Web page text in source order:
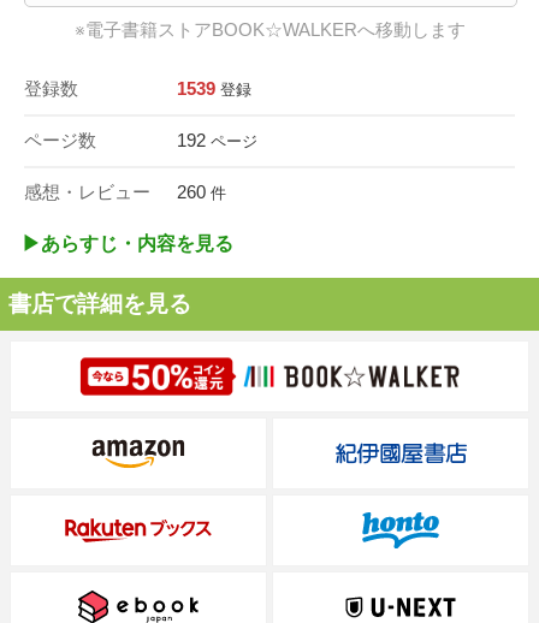
※電子書籍ストアBOOK☆WALKERへ移動します
登録数 1539 登録
ページ数 192 ページ
感想・レビュー 260 件
▶︎あらすじ・内容を見る
書店で詳細を見る